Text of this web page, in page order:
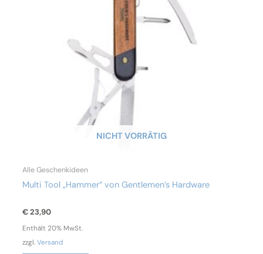
NICHT VORRÄTIG
Alle Geschenkideen
Multi Tool „Hammer“ von Gentlemen’s Hardware
€23,90
Enthält 20% MwSt.
zzgl.Versand